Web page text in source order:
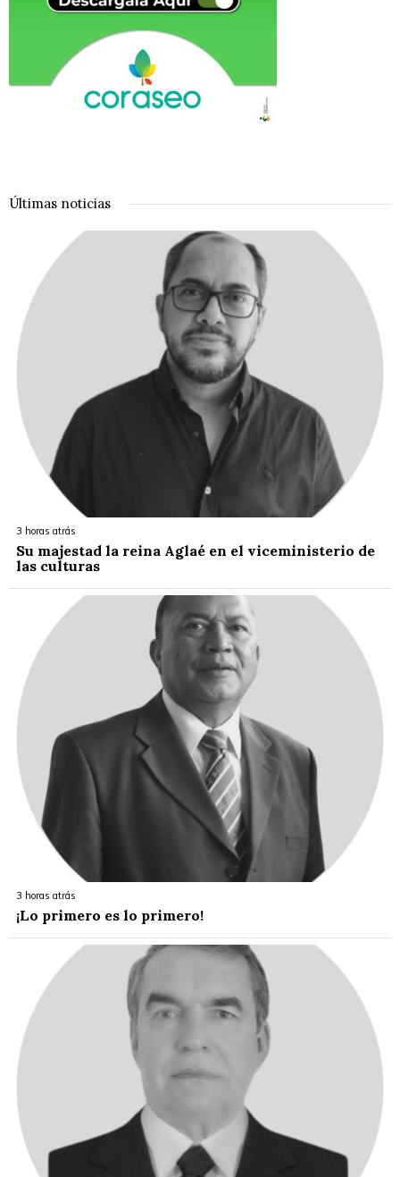
Últimas noticias
3 horas atrás
Su majestad la reina Aglaé en el viceministerio de
las culturas
3 horas atrás
¡Lo primero es lo primero!